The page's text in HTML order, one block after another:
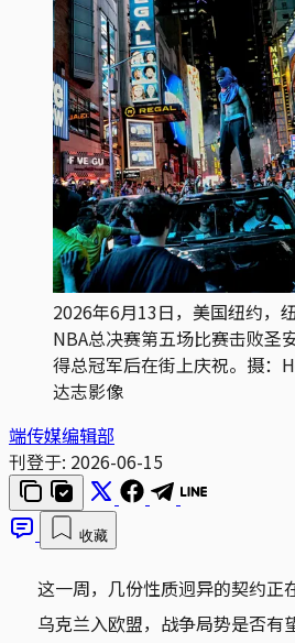
2026年6月13日，美国纽约，
NBA总决赛第五场比赛击败圣
得总冠军后在街上庆祝。摄：
达志影像
端传媒编辑部
刊登于: 2026-06-15
收藏
这一周，几份性质迥异的契约正
乌克兰入欧盟，战争局势是否有